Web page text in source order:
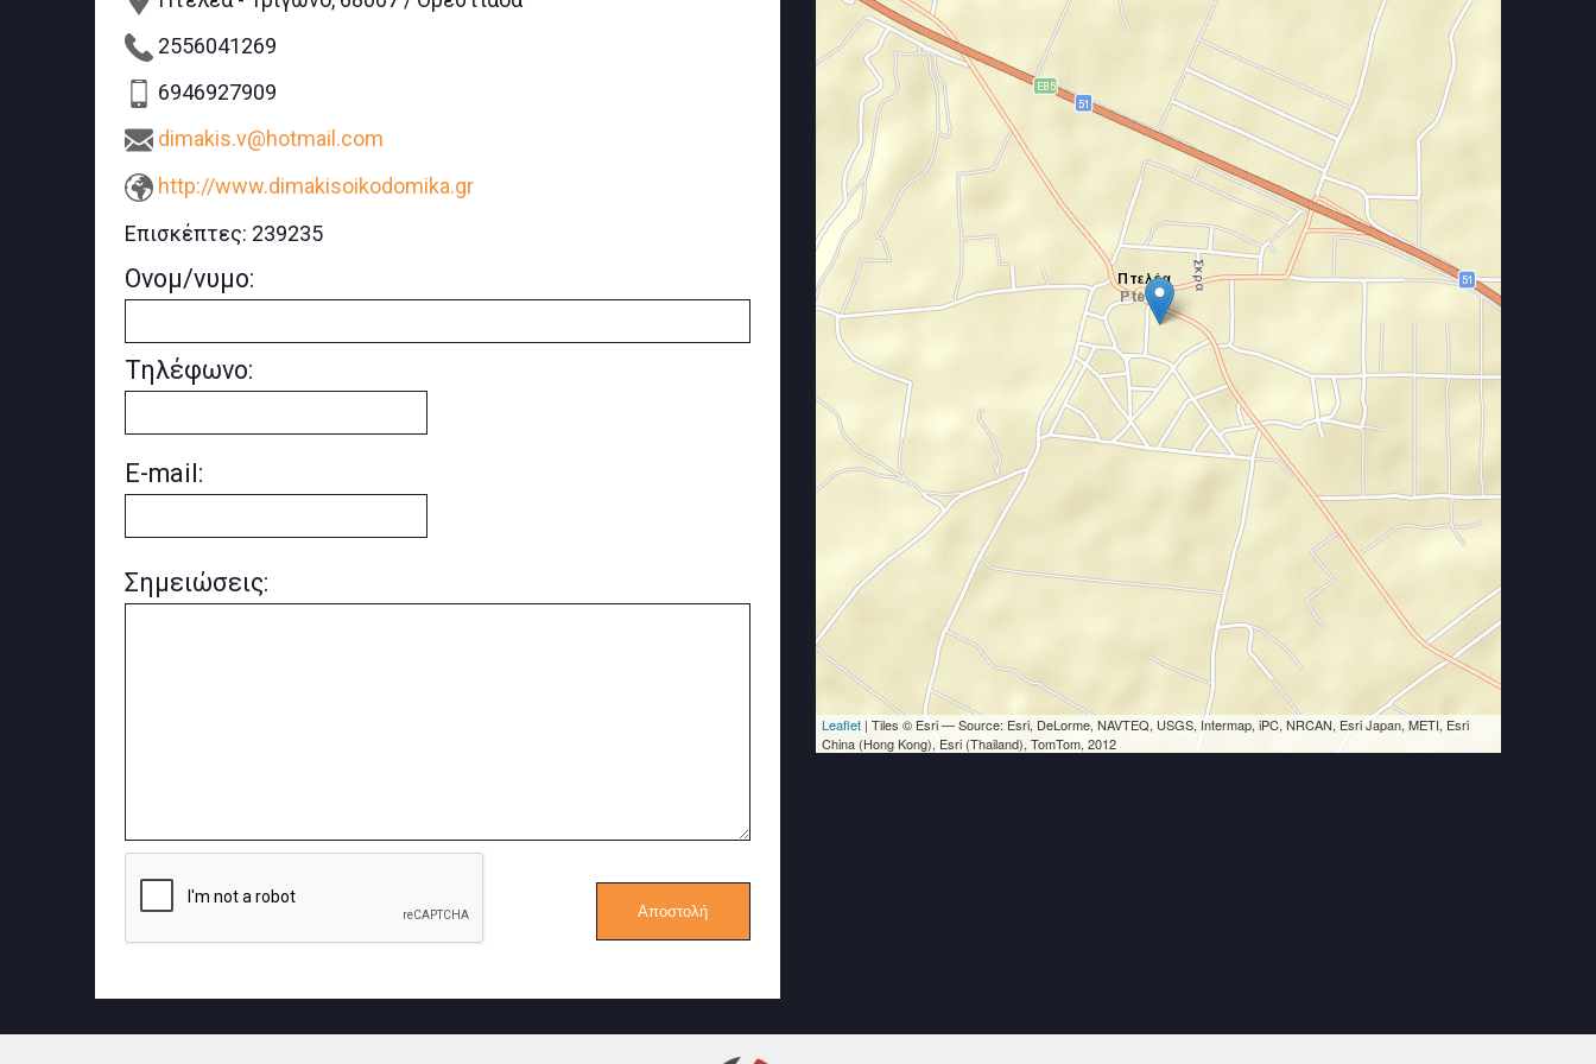
2556041269
6946927909
dimakis.v@hotmail.com
http://www.dimakisoikodomika.gr
Επισκέπτες: 239235
Ονομ/νυμο:
Τηλέφωνο:
E-mail:
Σημειώσεις:
Leaflet | Tiles © Esri — Source: Esri, DeLorme, NAVTEQ, USGS, Intermap, iPC, NRCAN, Esri Japan, METI, Esri
China (Hong Kong), Esri (Thailand), TomTom, 2012